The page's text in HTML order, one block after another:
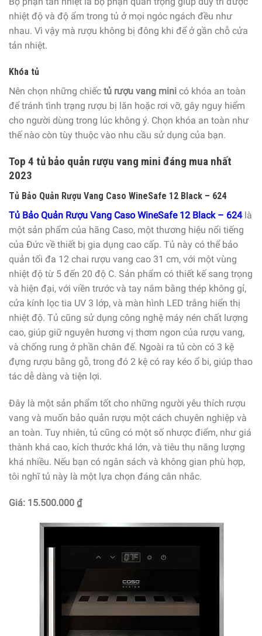
nhiệt độ và độ ẩm trong tủ ở mọi ngóc ngách đều như
nhau. Vì vậy mà rượu không bị đông khi để ở gần chỗ cửa
tản nhiệt.
Khóa tủ
Nên chọn những chiếc tủ rượu vang mini có khóa an toàn
để tránh tình trạng rượu bị lăn hoặc rơi vỡ, gây nguy hiểm
cho người dùng trong lúc không ý. Chọn khóa an toàn như
thế nào còn tùy thuộc vào nhu cầu sử dụng của bạn.
Top 4 tủ bảo quản rượu vang mini đáng mua nhất
2023
Tủ Bảo Quản Rượu Vang Caso WineSafe 12 Black – 624
Tủ Bảo Quản Rượu Vang Caso WineSafe 12 Black – 624là
một sản phẩm của hãng Caso, một thương hiệu nổi tiếng
của Đức về thiết bị gia dụng cao cấp. Tủ này có thể bảo
quản tối đa 12 chai rượu vang cao 31 cm, với một vùng
nhiệt độ từ 5 đến 20 độ C. Sản phẩm có thiết kế sang trọng
và hiện đại, với viền trước và tay nắm bằng thép không gỉ,
cửa kính lọc tia UV 3 lớp, và màn hình LED trắng hiển thị
nhiệt độ. Tủ cũng sử dụng công nghệ máy nén chất lượng
cao, giúp giữ nguyên hương vị thơm ngon của rượu vang,
và chống rung ở phần chân đế. Ngoài ra tủ còn có 3 kệ
đựng rượu bằng gỗ, trong đó 2 kệ có ray kéo ổ bi, giúp thao
tác dễ dàng và tiện lợi.
Đây là một sản phẩm tốt cho những người yêu thích rượu
vang và muốn bảo quản rượu một cách chuyên nghiệp và
an toàn. Tuy nhiên, tủ cũng có một số nhược điểm, như giá
thành khá cao, kích thước khá lớn, và tiêu thụ năng lượng
khá nhiều. Nếu bạn có ngân sách và không gian phù hợp,
tôi nghĩ tủ này là một lựa chọn đáng cân nhắc.
Giá: 15.500.000 ₫